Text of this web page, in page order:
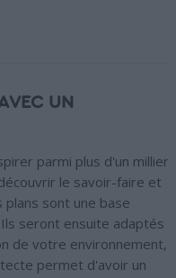
UN
parmi plus d'un millier
le savoir-faire et
sont une base
seront ensuite adaptés
de votre environnement,
permet d'avoir un